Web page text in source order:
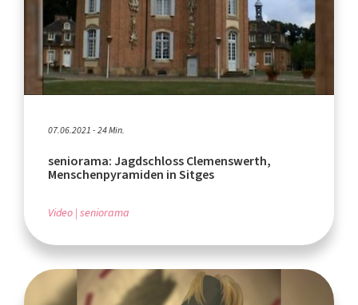
07.06.2021 - 24 Min.
seniorama: Jagdschloss Clemenswerth,
Menschenpyramiden in Sitges
Video seniorama